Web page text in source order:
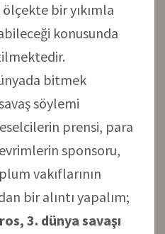
bir yıkımla
konusunda
bitmek
söylemi
prensi, para
sponsoru,
vakıflarının
bir alıntı yapalım;
3. dünya savaşı